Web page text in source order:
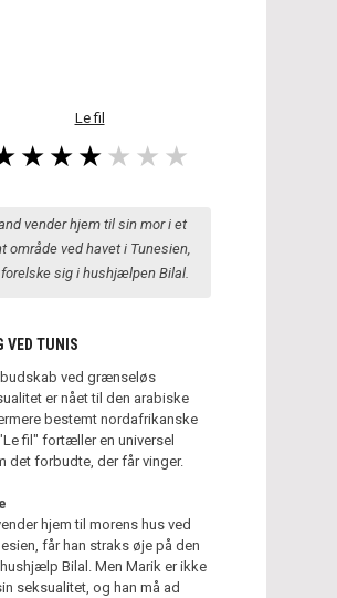
Le fil
vender hjem til sin mor i et
område ved havet i Tunesien,
sig i hushjælpen Bilal.
VED TUNIS
ved grænseløs
er nået til den arabiske
bestemt nordafrikanske
fil" fortæller en universel
det forbudte, der får vinger.
hjem til morens hus ved
får han straks øje på den
Bilal. Men Marik er ikke
seksualitet, og han må ad